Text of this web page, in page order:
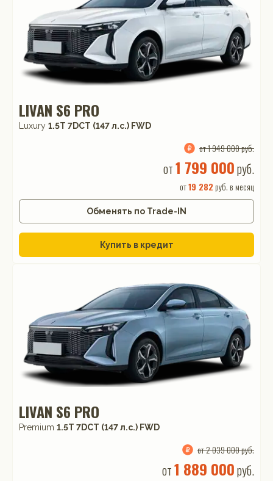
LIVAN S6 PRO
Luxury 1.5T 7DCT (147 л.с.) FWD
от 1 949 000 руб.
от1 799 000руб.
от19 282 руб. в месяц
Обменять по Trade-IN
Купить в кредит
LIVAN S6 PRO
Premium 1.5T 7DCT (147 л.с.) FWD
от 2 039 000 руб.
от1 889 000руб.